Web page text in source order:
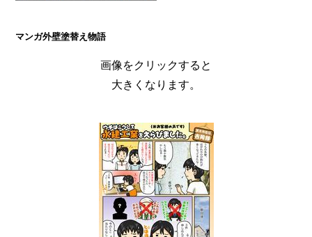
マンガ外壁塗替え物語
画像をクリックすると
大きくなります。